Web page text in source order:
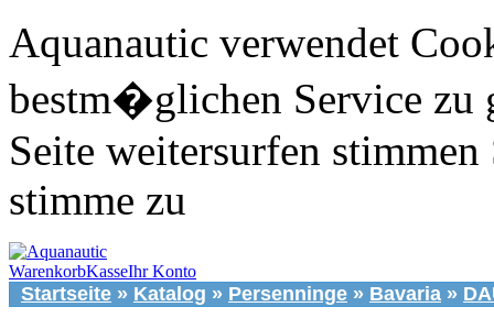
Aquanautic verwendet
bestm�glichen Service zu
Seite weitersurfen stimmen
stimme zu
WarenkorbKasseIhr Konto
Startseite » Katalog » Persenninge » Bavaria »